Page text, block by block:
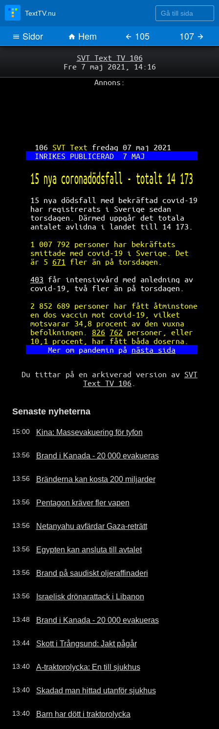
SVT Text TV 106
Fre 7 maj 2021, 14:16
Annons:
106 SVT Text fredag 07 maj 2021
INRIKES PUBLICERAD  7 MAJ
15 nya coronadödsfall - totalt 14 173
15 nya dödsfall med bekräftad covid-19
har registrerats i Sverige sedan
torsdagen. Därmed uppgår det totala
antalet avlidna i landet till 14 173.
1 007 792 personer har bekräftats
smittade med covid-19 i Sverige. Det
är 5 671
fler än på torsdagen.
403 får intensivvård med anledning av
covid-19, två fler än på torsdagen.
2 852 689 personer har fått åtminstone
en dos vaccin mot covid-19, vilket
motsvarar 34,8 procent av den vuxna
befolkningen. 826 762 personer, eller
10,1 procent, har fått båda doserna.
Mer om pandemin på nästa sida
Du tittar på en arkiverad version av SVT
Text TV 106
Senaste nyheterna
15:00 Kina: Massevakuering för tyfon
13:56 Brand i Kanada - 20 000 evakueras
13:56 Bränderna kan kosta 200 miljarder
13:56 Pentagon kräver fler vapen
13:56 Netanyahu avfärdar Gaza-reträtt
13:56 Egypten kan ansluta till avtalet
13:56 Brand på saudiskt oljeraffinaderi
13:56 Israelisk drönarattack i Libanon
13:48 Brand i Kanada - 20 000 evakueras
13:44 Skott i Trångsund: Jakt pågår
13:40 A-traktorolycka: En till sjukhus
13:40 Skadad man hittad utanför sjukhus
13:40 Barn har dött i traktorolycka
TextTV.nu Gå till sida
Sidor Hem 105 107